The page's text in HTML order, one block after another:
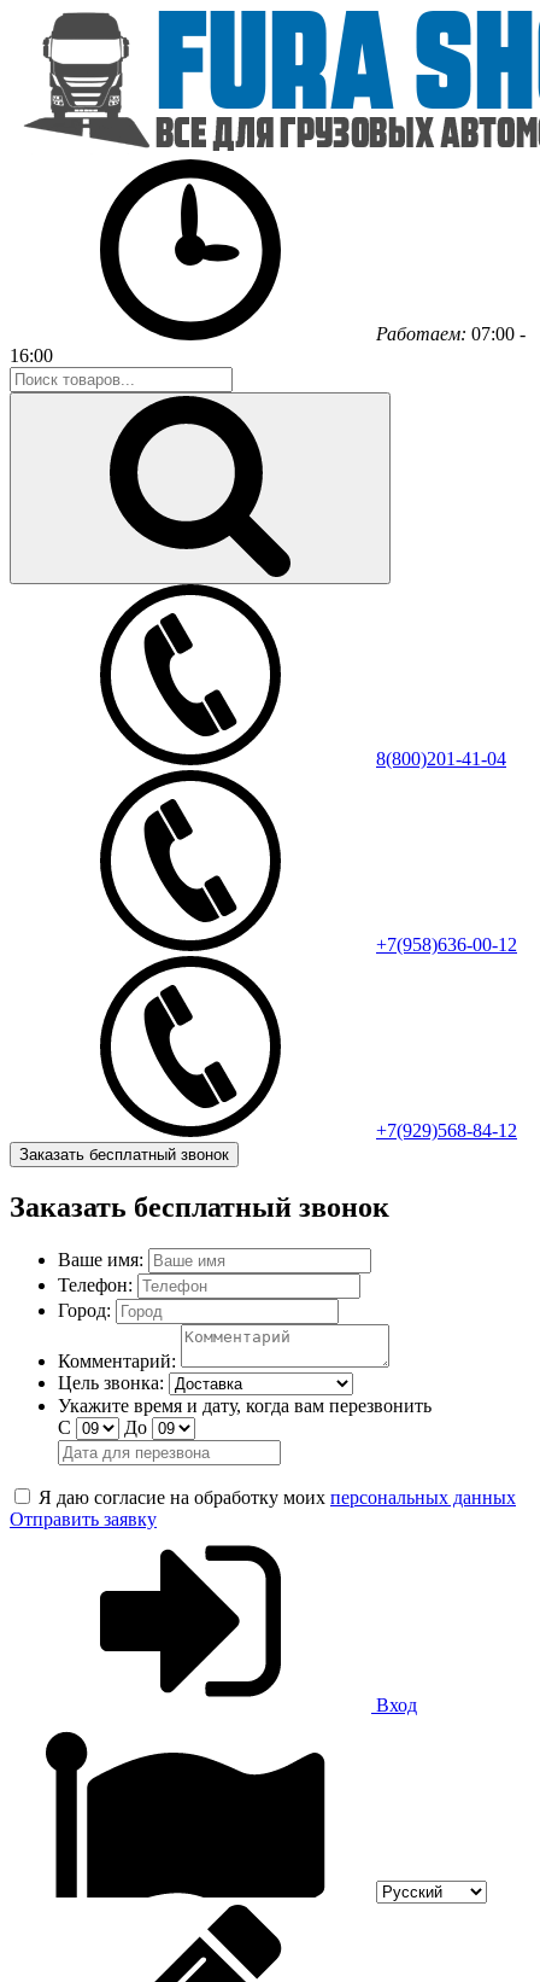
Работаем: 07:00 -
16:00
8(800)201-41-04
+7(958)636-00-12
+7(929)568-84-12
Заказать бесплатный звонок
Заказать бесплатный звонок
Ваше имя:
Телефон:
Город:
Комментарий:
Цель звонка:
Укажите время и дату, когда вам перезвонить
С
До
Я даю согласие на обработку моих персональных данных
Отправить заявку
Вход